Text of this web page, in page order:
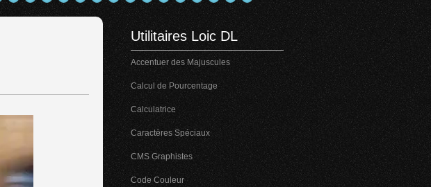
Utilitaires Loic DL
Accentuer des Majuscules
Calcul de Pourcentage
Calculatrice
Caractères Spéciaux
CMS Graphistes
Code Couleur